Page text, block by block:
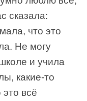
сказала:
что это
Не могу
и учила
какие-то
всё